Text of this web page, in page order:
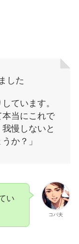
した
ています。
当にこれで
慢しないと
か？」
コバ夫
い